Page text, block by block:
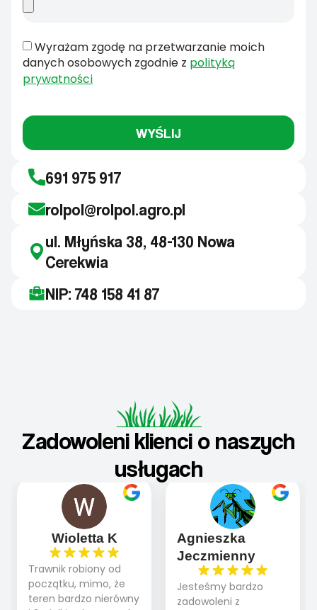
Wyrażam zgodę na przetwarzanie moich
danych osobowych zgodnie z polityką
prywatności
WYŚLIJ
691 975 917
rolpol@rolpol.agro.pl
ul. Młyńska 38, 48-130 Nowa
Cerekwia
NIP: 748 158 41 87
Zadowoleni klienci o naszych
usługach
Wioletta K
Trawnik robiony od
początku, mimo, że
teren bardzo nierówny
Agnieszka
Jeczmienny
Jesteśmy bardzo
zadowoleni z